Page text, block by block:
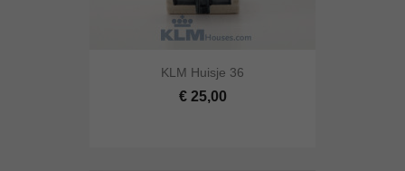
KLM Huisje 36
€ 25,00